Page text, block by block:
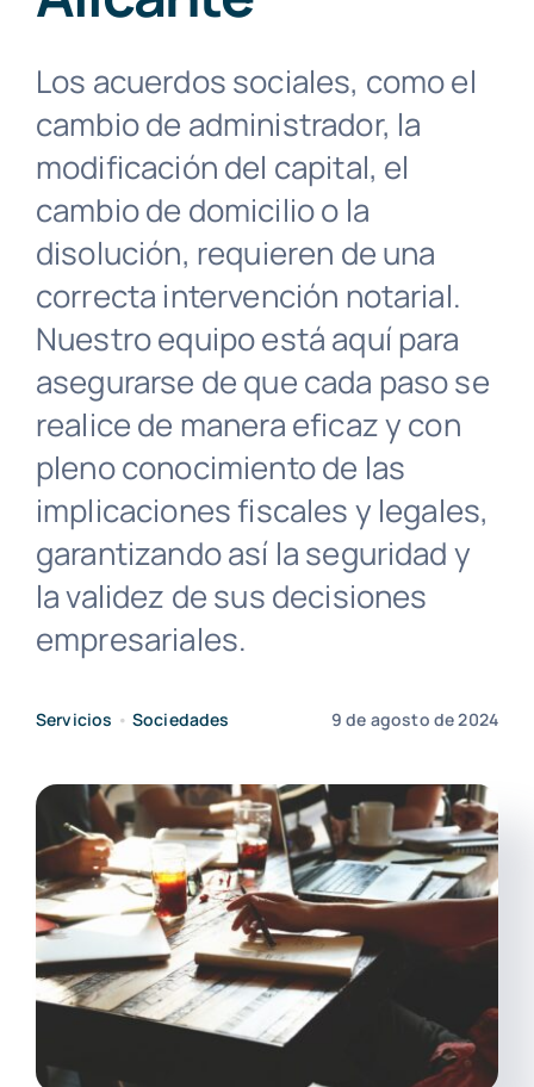
Buscar:
Los acuerdos sociales, como el
cambio de administrador, la
modificación del capital, el
cambio de domicilio o la
disolución, requieren de una
correcta intervención notarial.
Nuestro equipo está aquí para
asegurarse de que cada paso se
realice de manera eficaz y con
pleno conocimiento de las
implicaciones fiscales y legales,
garantizando así la seguridad y
la validez de sus decisiones
empresariales.
Servicios • Sociedades 9 de agosto de 2024